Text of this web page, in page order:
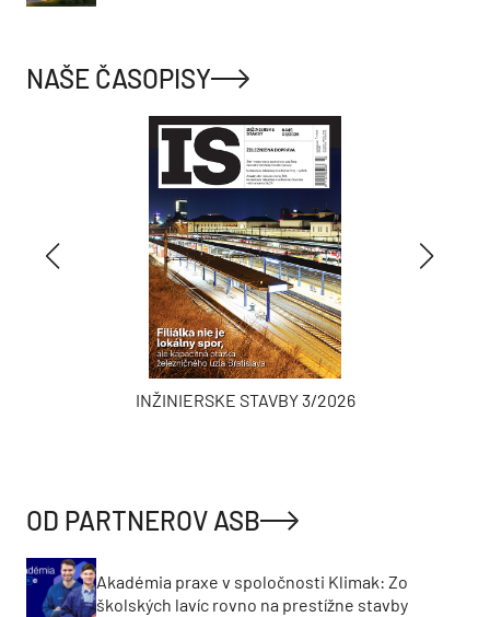
NAŠE ČASOPISY
INŽINIERSKE STAVBY 3/2026
OD PARTNEROV ASB
Akadémia praxe v spoločnosti Klimak: Zo
školských lavíc rovno na prestížne stavby